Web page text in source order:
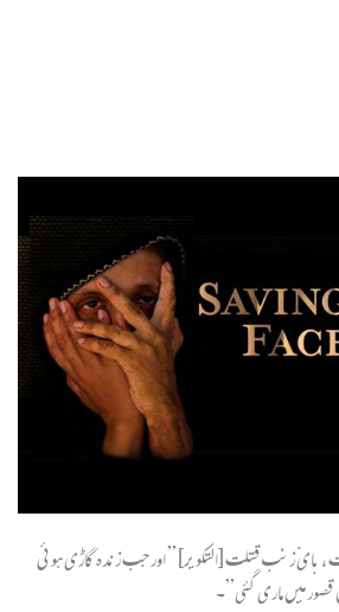
بایّ زنب قتلت [التکویر] ” اور جب زندہ گاڑی ہوئی
میں ماری گئی”۔